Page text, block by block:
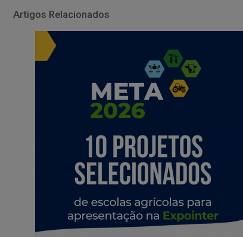
Artigos Relacionados